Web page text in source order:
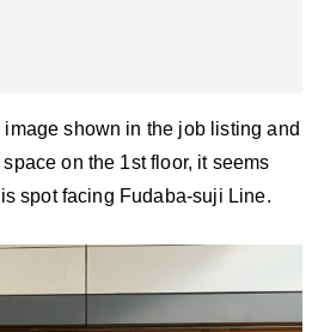
shown in the job listing and
on the 1st floor, it seems
spot facing Fudaba-suji Line.